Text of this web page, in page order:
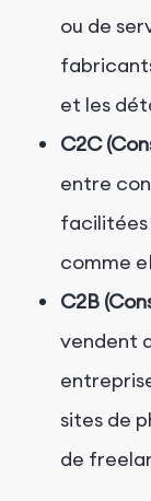
ou de
et les
C2C
entre
comme
C2B
vendent
sites de
de